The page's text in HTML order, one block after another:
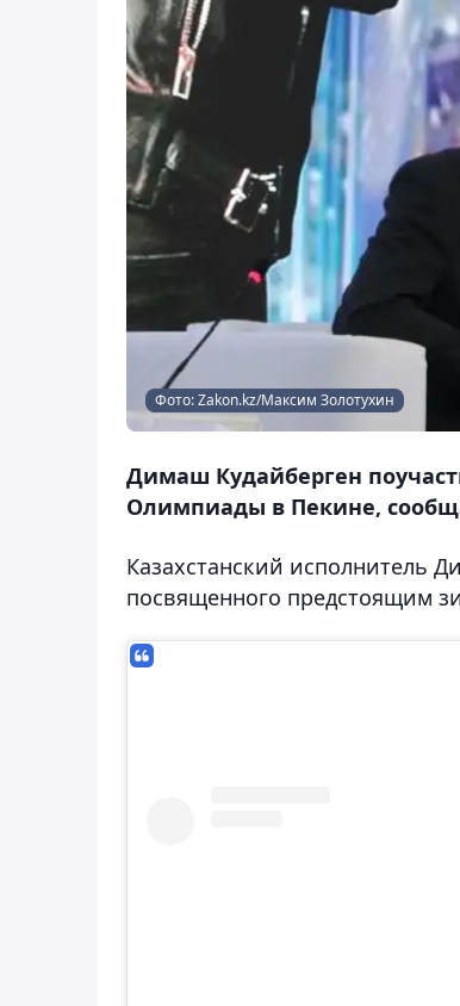
Фото: Zakon.kz/Максим Золотухин
Димаш Кудайберген
Олимпиады в Пекине,
Казахстанский исполнитель
посвященного предстоящим